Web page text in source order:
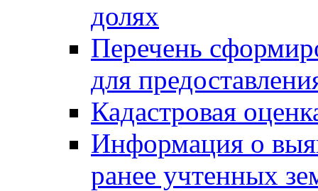
долях
Перечень
для
Кадастровая
Информация о
ранее учтенных